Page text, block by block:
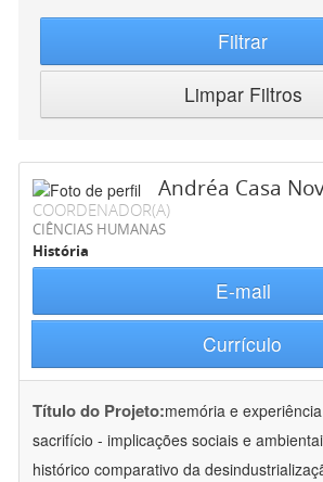
Filtrar
Limpar Filtros
Andréa Casa
COORDENADOR(A)
CIÊNCIAS HUMANAS
História
E-mail
Currículo
Título do Projeto:memória e
sacrifício - implicações sociais e
histórico comparativo da